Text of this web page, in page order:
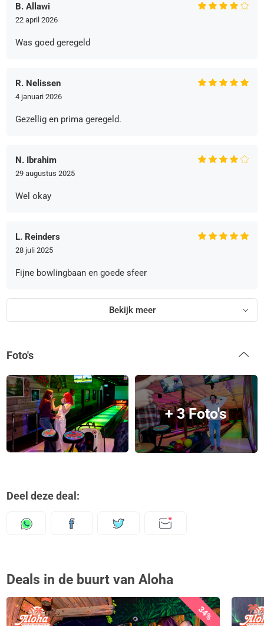
B. Allawi
22 april 2026
Was goed geregeld
R. Nelissen
4 januari 2026
Gezellig en prima geregeld.
N. Ibrahim
29 augustus 2025
Wel okay
L. Reinders
28 juli 2025
Fijne bowlingbaan en goede sfeer
Bekijk meer
Foto's
+ 3 Foto's
Deel deze deal:
Deals in de buurt van Aloha
34%